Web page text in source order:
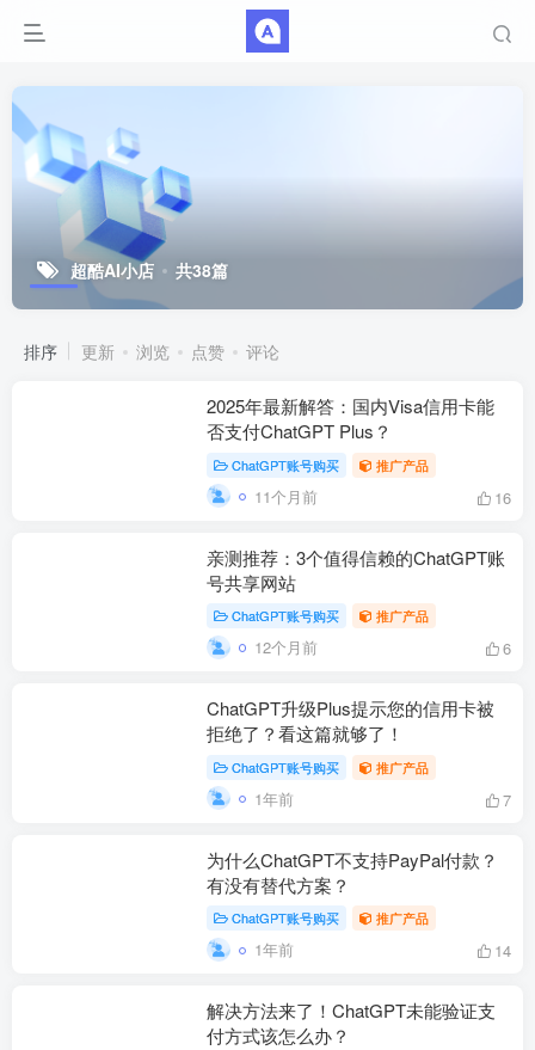
超酷AI小店 共38篇
排序 更新 浏览 点赞 评论
2025年最新解答：国内Visa信用卡能
否支付ChatGPT Plus？
ChatGPT账号购买 推广产品
11个月前 16
亲测推荐：3个值得信赖的ChatGPT账
号共享网站
ChatGPT账号购买 推广产品
12个月前 6
ChatGPT升级Plus提示您的信用卡被
拒绝了？看这篇就够了！
ChatGPT账号购买 推广产品
1年前 7
为什么ChatGPT不支持PayPal付款？
有没有替代方案？
ChatGPT账号购买 推广产品
1年前 14
解决方法来了！ChatGPT未能验证支
付方式该怎么办？